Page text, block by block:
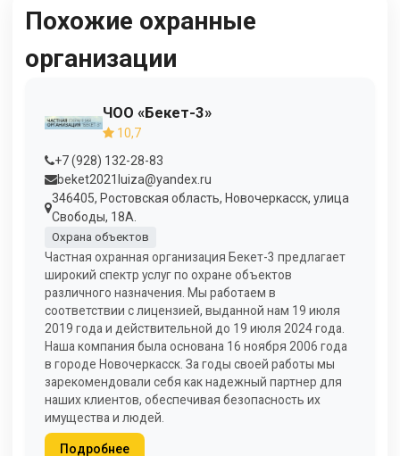
Похожие охранные
организации
ЧОО «Бекет-3»
10,7
+7 (928) 132-28-83
beket2021luiza@yandex.ru
346405, Ростовская область, Новочеркасск, улица
Свободы, 18А.
Охрана объектов
Частная охранная организация Бекет-3 предлагает
широкий спектр услуг по охране объектов
различного назначения. Мы работаем в
соответствии с лицензией, выданной нам 19 июля
2019 года и действительной до 19 июля 2024 года.
Наша компания была основана 16 ноября 2006 года
в городе Новочеркасск. За годы своей работы мы
зарекомендовали себя как надежный партнер для
наших клиентов, обеспечивая безопасность их
имущества и людей.
Подробнее